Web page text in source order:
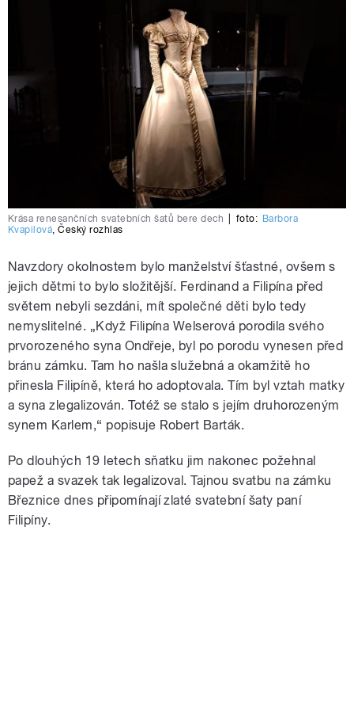
Krása renesančních svatebních šatů bere dech foto: Barbora
Kvapilová ,Český rozhlas
Navzdory okolnostem bylo manželství šťastné, ovšem s
jejich dětmi to bylo složitější. Ferdinand a Filipína před
světem nebyli sezdáni, mít společné děti bylo tedy
nemyslitelné. „Když Filipína Welserová porodila svého
prvorozeného syna Ondřeje, byl po porodu vynesen před
bránu zámku. Tam ho našla služebná a okamžitě ho
přinesla Filipíně, která ho adoptovala. Tím byl vztah matky
a syna zlegalizován. Totéž se stalo s jejím druhorozeným
synem Karlem,“ popisuje Robert Barták.
Po dlouhých 19 letech sňatku jim nakonec požehnal
papež a svazek tak legalizoval. Tajnou svatbu na zámku
Březnice dnes připomínají zlaté svatební šaty paní
Filipíny.